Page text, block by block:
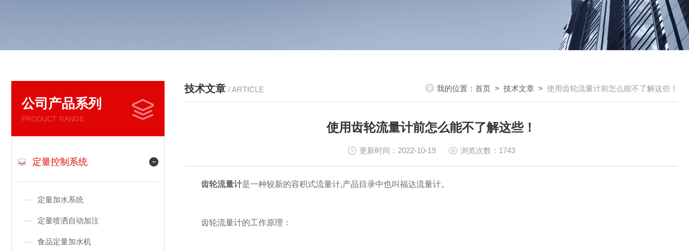
公司产品系列
PRODUCT RANGE
定量控制系统
定量加水系统
定量喷洒自动加注
食品定量加水机
技术文章 / ARTICLE 我的位置： 首页 > 技术文章 > 使用齿轮流量计前怎么能不了解这些！
使用齿轮流量计前怎么能不了解这些！
更新时间：2022-10-19 浏览次数：1743
齿轮流量计是一种较新的容积式流量计,产品目录中也叫福达流量计。
齿轮流量计的工作原理：